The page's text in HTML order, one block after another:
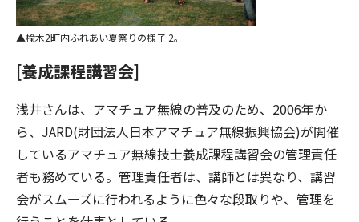
楡木2町内ふれあい夏祭りの様子 2。
[養成課程講習会]
浅井さんは、アマチュア無線の普及のため、2006年か
ら、JARD(財団法人日本アマチュア無線振興協会)が開催
しているアマチュア無線技士養成課程講習会の管理責任
者も務めている。管理責任者は、講師とは異なり、講習
会がスムーズに行われるように色々な段取りや、管理を